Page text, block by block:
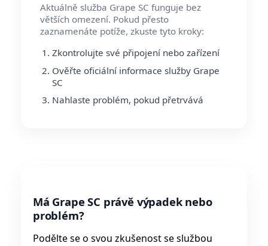
Aktuálně služba Grape SC funguje bez
větších omezení. Pokud přesto
zaznamenáte potíže, zkuste tyto kroky:
Zkontrolujte své připojení nebo zařízení
Ověřte oficiální informace služby Grape
SC
Nahlaste problém, pokud přetrvává
Má Grape SC právě výpadek nebo
problém?
Podělte se o svou zkušenost se službou